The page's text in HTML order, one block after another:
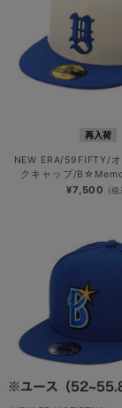
再入荷
NEW ERA/59FIFTY/
クキャップ/
¥7,500 (税